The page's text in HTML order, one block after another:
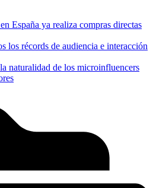
España ya realiza compras directas
los récords de audiencia e interacción
naturalidad de los microinfluencers